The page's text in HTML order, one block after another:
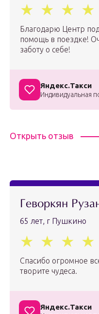
Благодарю Центр
помощь в поездке!
заботу о себе!
Яндекс.Такси
Индивидуальная
Открыть отзыв
Геворкян
65 лет, г Пушкино
Спасибо огромное
творите чудеса.
Яндекс.Такси